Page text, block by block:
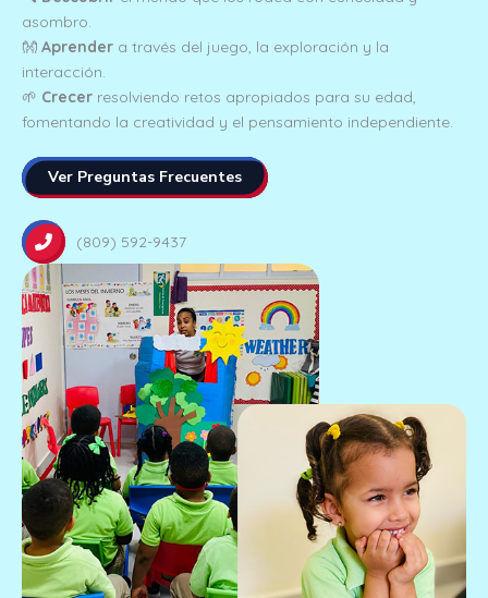
asombro.
👐 Aprender a través del juego, la exploración y la
interacción.
🌱 Crecer resolviendo retos apropiados para su edad,
fomentando la creatividad y el pensamiento independiente.
Ver Preguntas Frecuentes
(809) 592-9437